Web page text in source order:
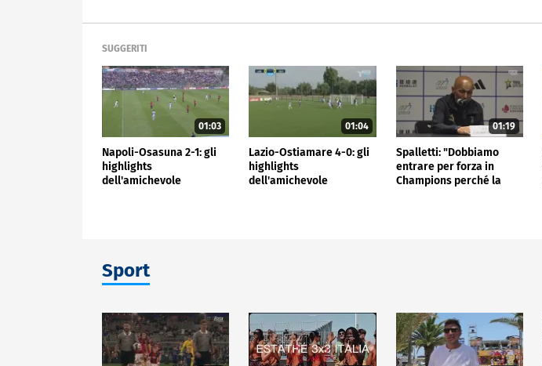
SUGGERITI
01:03
Napoli-Osasuna 2-1: gli
highlights
dell'amichevole
01:04
Lazio-Ostiamare 4-0: gli
highlights
dell'amichevole
01:19
Spalletti: "Dobbiamo
entrare per forza in
Champions perché la
Sport